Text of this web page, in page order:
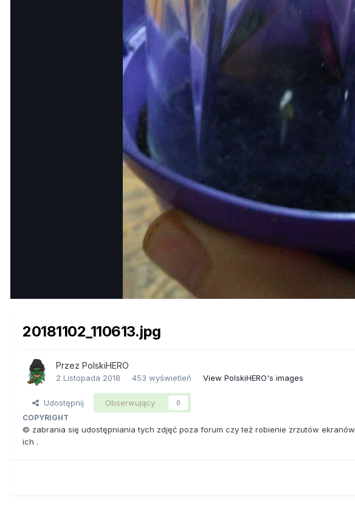
20181102_110613.jpg
Przez PolskiHERO
2 Listopada 2018 453 wyświetleń View PolskiHERO's images
Udostępnij Obserwujący 0
COPYRIGHT
© zabrania się udostępniania tych zdjęć poza forum czy też robienie zrzutów ekranów
ich .